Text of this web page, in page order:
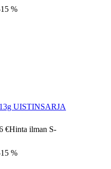
%
UISTINSARJA
€Hinta ilman S-
%